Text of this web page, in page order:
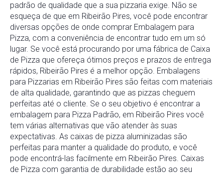
padrão de qualidade que a sua pizzaria exige. Não se
esqueça de que em Ribeirão Pires, você pode encontrar
diversas opções de onde comprar Embalagem para
Pizza, com a conveniência de encontrar tudo em um só
lugar. Se você está procurando por uma fábrica de Caixa
de Pizza que ofereça ótimos preços e prazos de entrega
rápidos, Ribeirão Pires é a melhor opção. Embalagens
para Pizzarias em Ribeirão Pires são feitas com materiais
de alta qualidade, garantindo que as pizzas cheguem
perfeitas até o cliente. Se o seu objetivo é encontrar a
embalagem para Pizza Padrão, em Ribeirão Pires você
tem várias alternativas que vão atender às suas
expectativas. As caixas de pizza aluminizadas são
perfeitas para manter a qualidade do produto, e você
pode encontrá-las facilmente em Ribeirão Pires. Caixas
de Pizza com garantia de durabilidade estão ao seu